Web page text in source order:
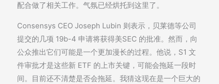
配合做了相关工作。气氛已经烘托到这里了。
Consensys CEO Joseph Lubin 则表示，贝莱德等公司
提交的几项 19b-4 申请将获得美SEC 的批准。然而，向
公众推出它们可能是一个更加漫长的过程。他说，S1 文
件审批才是这些新 ETF 的上市关键，可能会拖延一段时
间。目前还不清楚是否会拖延。我猜这现在是一个巨大的